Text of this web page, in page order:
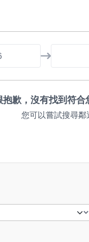
抱歉，沒有找到符合
您可以嘗試搜尋鄰